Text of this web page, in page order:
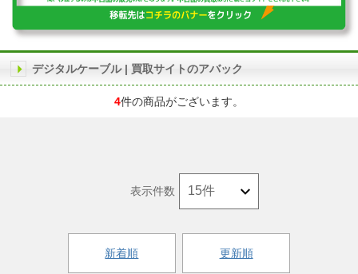
デジタルケーブル | 買取サイトのアバック
4件の商品がございます。
新着順 更新順
表示件数